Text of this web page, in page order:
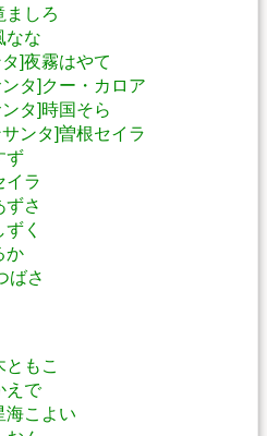
ましろ
なな
]夜霧はやて
タ]クー・カロア
タ]時国そら
ンタ]曽根セイラ
ず
イラ
ずさ
く
か
ばさ
ともこ
えで
海こよい